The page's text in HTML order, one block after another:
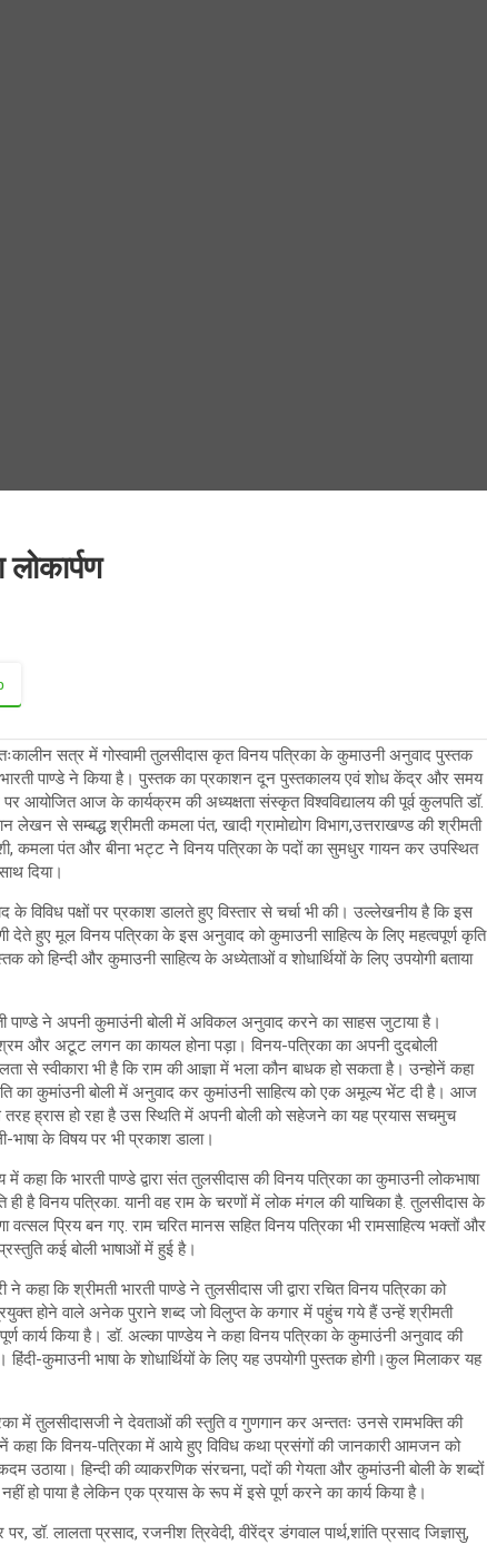
सत्र में गोस्वामी तुलसीदास कृत विनय पत्रिका के कुमाउनी अनुवाद पुस्तक
भारती पाण्डे ने किया है। पुस्तक का प्रकाशन दून पुस्तकालय एवं शोध केंद्र और समय
आयोजित आज के कार्यक्रम की अध्यक्षता संस्कृत विश्वविद्यालय की पूर्व कुलपति डॉ.
लेखन से सम्बद्ध श्रीमती कमला पंत, खादी ग्रामोद्योग विभाग,उत्तराखण्ड की श्रीमती
कमला पंत और बीना भट्ट नेे विनय पत्रिका के पदों का सुमधुर गायन कर उपस्थित
दिया।
पक्षों पर प्रकाश डालते हुए विस्तार से चर्चा भी की। उल्लेखनीय है कि इस
देते हुए मूल विनय पत्रिका के इस अनुवाद को कुमाउनी साहित्य के लिए महत्वपूर्ण कृति
को हिन्दी और कुमाउनी साहित्य के अध्येताओं व शोधार्थियों के लिए उपयोगी बताया
पाण्डे ने अपनी कुमाउंनी बोली में अविकल अनुवाद करने का साहस जुटाया है।
और अटूट लगन का कायल होना पड़ा। विनय-पत्रिका का अपनी दुदबोली
से स्वीकारा भी है कि राम की आज्ञा में भला कौन बाधक हो सकता है। उन्होनें कहा
का कुमांउनी बोली में अनुवाद कर कुमांउनी साहित्य को एक अमूल्य भेंट दी है। आज
ह्रास हो रहा है उस स्थिति में अपनी बोली को सहेजने का यह प्रयास सचमुच
के विषय पर भी प्रकाश डाला।
कहा कि भारती पाण्डे द्वारा संत तुलसीदास की विनय पत्रिका का कुमाउनी लोकभाषा
है विनय पत्रिका. यानी वह राम के चरणों में लोक मंगल की याचिका है. तुलसीदास के
प्रिय बन गए. राम चरित मानस सहित विनय पत्रिका भी रामसाहित्य भक्तों और
कई बोली भाषाओं में हुई है।
कि श्रीमती भारती पाण्डे ने तुलसीदास जी द्वारा रचित विनय पत्रिका को
होने वाले अनेक पुराने शब्द जो विलुप्त के कगार में पहुंच गये हैं उन्हें श्रीमती
कार्य किया है। डॉ. अल्का पाण्डेय ने कहा विनय पत्रिका के कुमाउंनी अनुवाद की
कुमाउनी भाषा के शोधार्थियों के लिए यह उपयोगी पुस्तक होगी।कुल मिलाकर यह
में तुलसीदासजी ने देवताओं की स्तुति व गुणगान कर अन्ततः उनसे रामभक्ति की
कहा कि विनय-पत्रिका में आये हुए विविध कथा प्रसंगों की जानकारी आमजन को
हिन्दी की व्याकरणिक संरचना, पदों की गेयता और कुमांउनी बोली के शब्दों
हो पाया है लेकिन एक प्रयास के रूप में इसे पूर्ण करने का कार्य किया है।
डॉ. लालता प्रसाद, रजनीश त्रिवेदी, वीरेंद्र डंगवाल पार्थ,शांति प्रसाद जिज्ञासु,